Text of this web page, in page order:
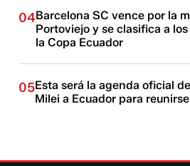
04Barcelona SC vence por la
Portoviejo y se clasifica a
la Copa Ecuador
05Esta será la agenda oficial
Milei a Ecuador para